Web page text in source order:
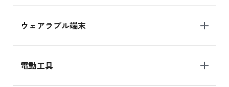
ウェアラブル端末
電動工具